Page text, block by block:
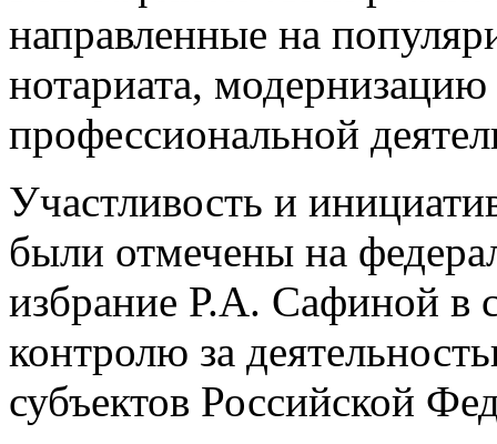
направленные на
нотариата,
профессиональной
Участливость и
были отмечены на
избрание Р.А. Сафиной
контролю за
субъектов Российской